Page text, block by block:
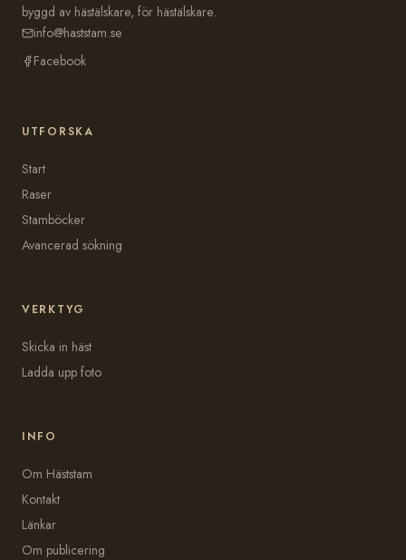
byggd av hästälskare, för hästälskare.
info@haststam.se
Facebook
UTFORSKA
Start
Raser
Stamböcker
Avancerad sökning
VERKTYG
Skicka in häst
Ladda upp foto
INFO
Om Häststam
Kontakt
Länkar
Om publicering